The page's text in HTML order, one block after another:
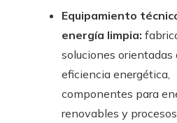
Equipamiento
energía limpia:
soluciones orientadas
eficiencia energética,
componentes para
renovables y